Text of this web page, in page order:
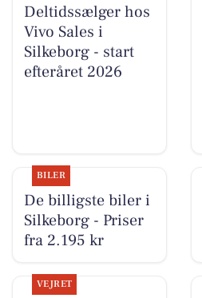
Deltidssælger hos
Vivo Sales i
Silkeborg - start
efteråret 2026
BILER
De billigste biler i
Silkeborg - Priser
fra 2.195 kr
VEJRET